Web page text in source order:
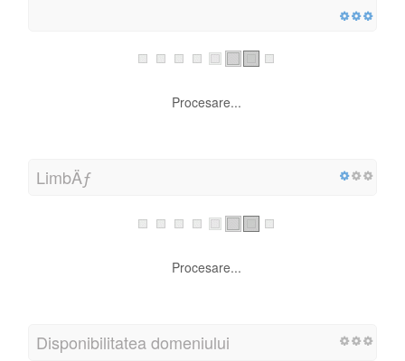
Procesare...
LimbÄƒ
Procesare...
Disponibilitatea domeniului